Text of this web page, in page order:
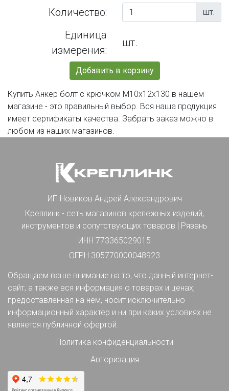
Количество:
шт.
Единица
измерения:
шт.
Добавить в корзину
Купить Анкер болт с крючком М10х12х130 в нашем
магазине - это правильный выбор. Вся наша продукция
имеет сертификаты качества. Забрать заказ можно в
любом из наших магазинов.
ИП Новиков Андрей Александрович
Креплинк - сеть магазинов крепежных изделий,
инструментов и сопутствующих товаров | Рязань
ИНН 773365029015
ОГРН 305770000048923
Обращаем ваше внимание на то, что данный интернет-
сайт, а также вся информация о товарах и ценах,
предоставленная на нём, носит исключительно
информационный характер и ни при каких условиях не
является публичной офертой.
Политика конфиденциальности
Авторизация